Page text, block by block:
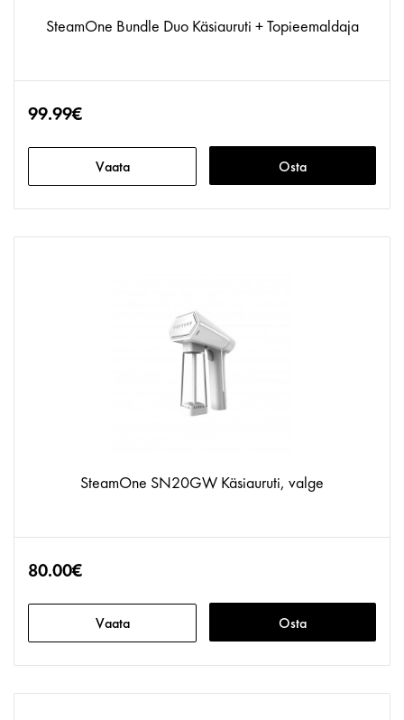
SteamOne Bundle Duo Käsiauruti + Topieemaldaja
99.99€
Vaata Osta
SteamOne SN20GW Käsiauruti, valge
80.00€
Vaata Osta